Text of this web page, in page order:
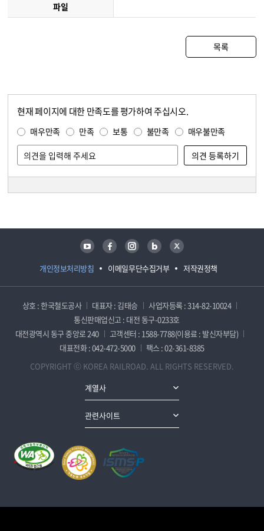
파일
목록
현재 페이지에 대한 만족도를 평가하여 주십시오.
매우만족 만족 보통 불만족 매우불만족
개인정보처리방침 이메일무단수집거부 저작권정책
유튜브 페이스북 인스타그램 블로그 트위터
상호 : 한국철도공사 대표자 : 김태승
사업자등록 : 314-82-10024
통신판매업신고 : 대전 동구-0233호
대전광역시 동구 중앙로 240
고객센터 : 1588-7788(이용료 : 발신자부담)
대표전화 : 042-472-5000
팩스 : 02-361-8385
COPYRIGHT ⓒ KOREA RAILROAD. ALL RIGHTS RESERVED.
계열사
관련사이트